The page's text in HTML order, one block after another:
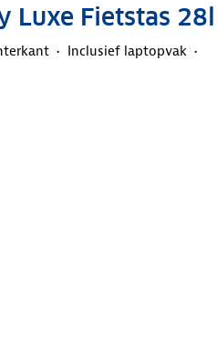
Luxe Fietstas 28l
Inclusief laptopvak